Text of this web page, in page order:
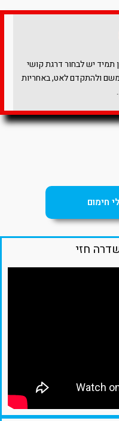
תמיד יש לבחור דרגת קושי
ולהתקדם לאט, באחריות
חימום
חזי